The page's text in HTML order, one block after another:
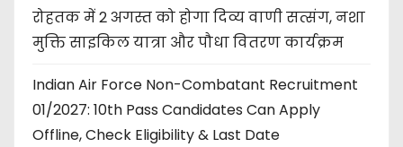
रोहतक में 2 अगस्त को होगा दिव्य वाणी सत्संग, नशा
मुक्ति साइकिल यात्रा और पौधा वितरण कार्यक्रम
Indian Air Force Non-Combatant Recruitment
01/2027: 10th Pass Candidates Can Apply
Offline, Check Eligibility & Last Date